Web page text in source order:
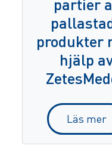
partier
produkter
hjälp
Läs mer